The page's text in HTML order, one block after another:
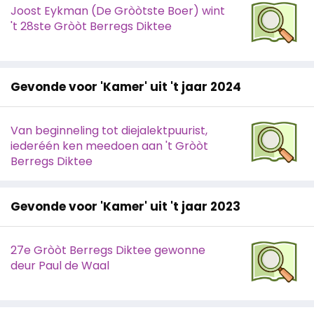
Joost Eykman (De Gròòtste Boer) wint
't 28ste Gròòt Berregs Diktee
Gevonde voor 'Kamer' uit 't jaar 2024
Van beginneling tot diejalektpuurist,
iederéén ken meedoen aan 't Gròòt
Berregs Diktee
Gevonde voor 'Kamer' uit 't jaar 2023
27e Gròòt Berregs Diktee gewonne
deur Paul de Waal